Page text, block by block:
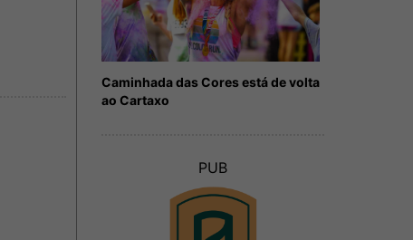
Caminhada das Cores está de volta
ao Cartaxo
PUB